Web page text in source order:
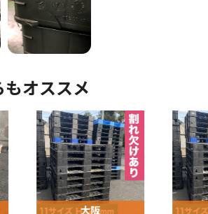
オススメ
大阪